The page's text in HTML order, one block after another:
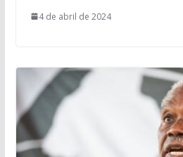
4 de abril de 2024